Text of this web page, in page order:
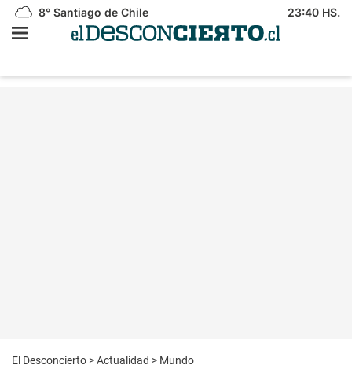
8° Santiago de Chile 23:40 HS.
El Desconcierto >Actualidad > Mundo